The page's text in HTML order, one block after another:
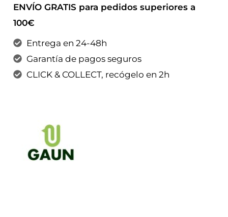
ENVÍO GRATIS para pedidos superiores a
100€
Entrega en 24-48h
Garantía de pagos seguros
CLICK & COLLECT, recógelo en 2h